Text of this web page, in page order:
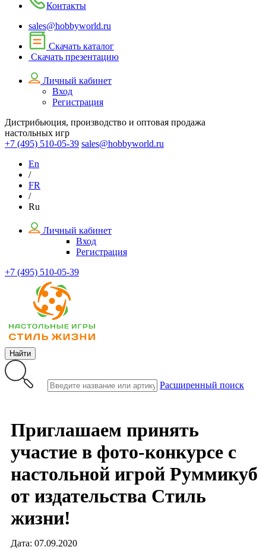
Контакты
sales@hobbyworld.ru
Скачать каталог
Скачать презентацию
Личный кабинет
Вход
Регистрация
Дистрибьюция, производство и оптовая продажа
настольных игр
+7 (495) 510-05-39 sales@hobbyworld.ru
En
/
FR
/
Ru
Личный кабинет
Вход
Регистрация
+7 (495) 510-05-39
Найти
Расширенный поиск
Приглашаем принять
участие в фото-конкурсе с
настольной игрой Руммикуб
от издательства Стиль
жизни!
Дата: 07.09.2020